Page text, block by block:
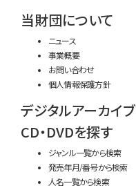
当財団について
ニュース
事業概要
お問い合わせ
個人情報保護方針
デジタルアーカイブ
CD・DVDを探す
ジャンル一覧から検索
発売年月/番号から検索
人名一覧から検索